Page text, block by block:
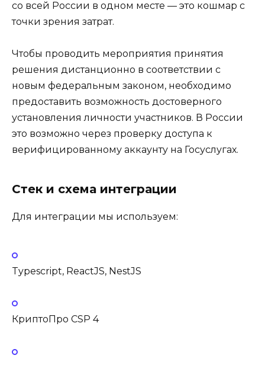
со всей России в одном месте — это кошмар с
точки зрения затрат.
Чтобы проводить мероприятия принятия
решения дистанционно в соответствии с
новым федеральным законом, необходимо
предоставить возможность достоверного
установления личности участников. В России
это возможно через проверку доступа к
верифицированному аккаунту на Госуслугах.
Стек и схема интеграции
Для интеграции мы используем:
Typescript, ReactJS, NestJS
КриптоПро CSP 4